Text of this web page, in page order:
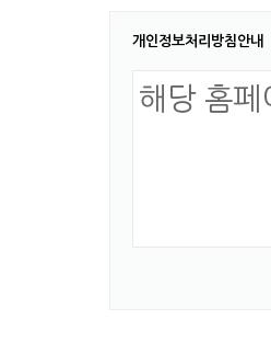
개인정보처리방침안내